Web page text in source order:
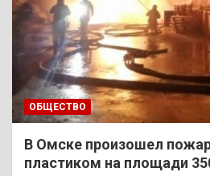
ОБЩЕСТВО
В Омске произошел
пластиком на площади